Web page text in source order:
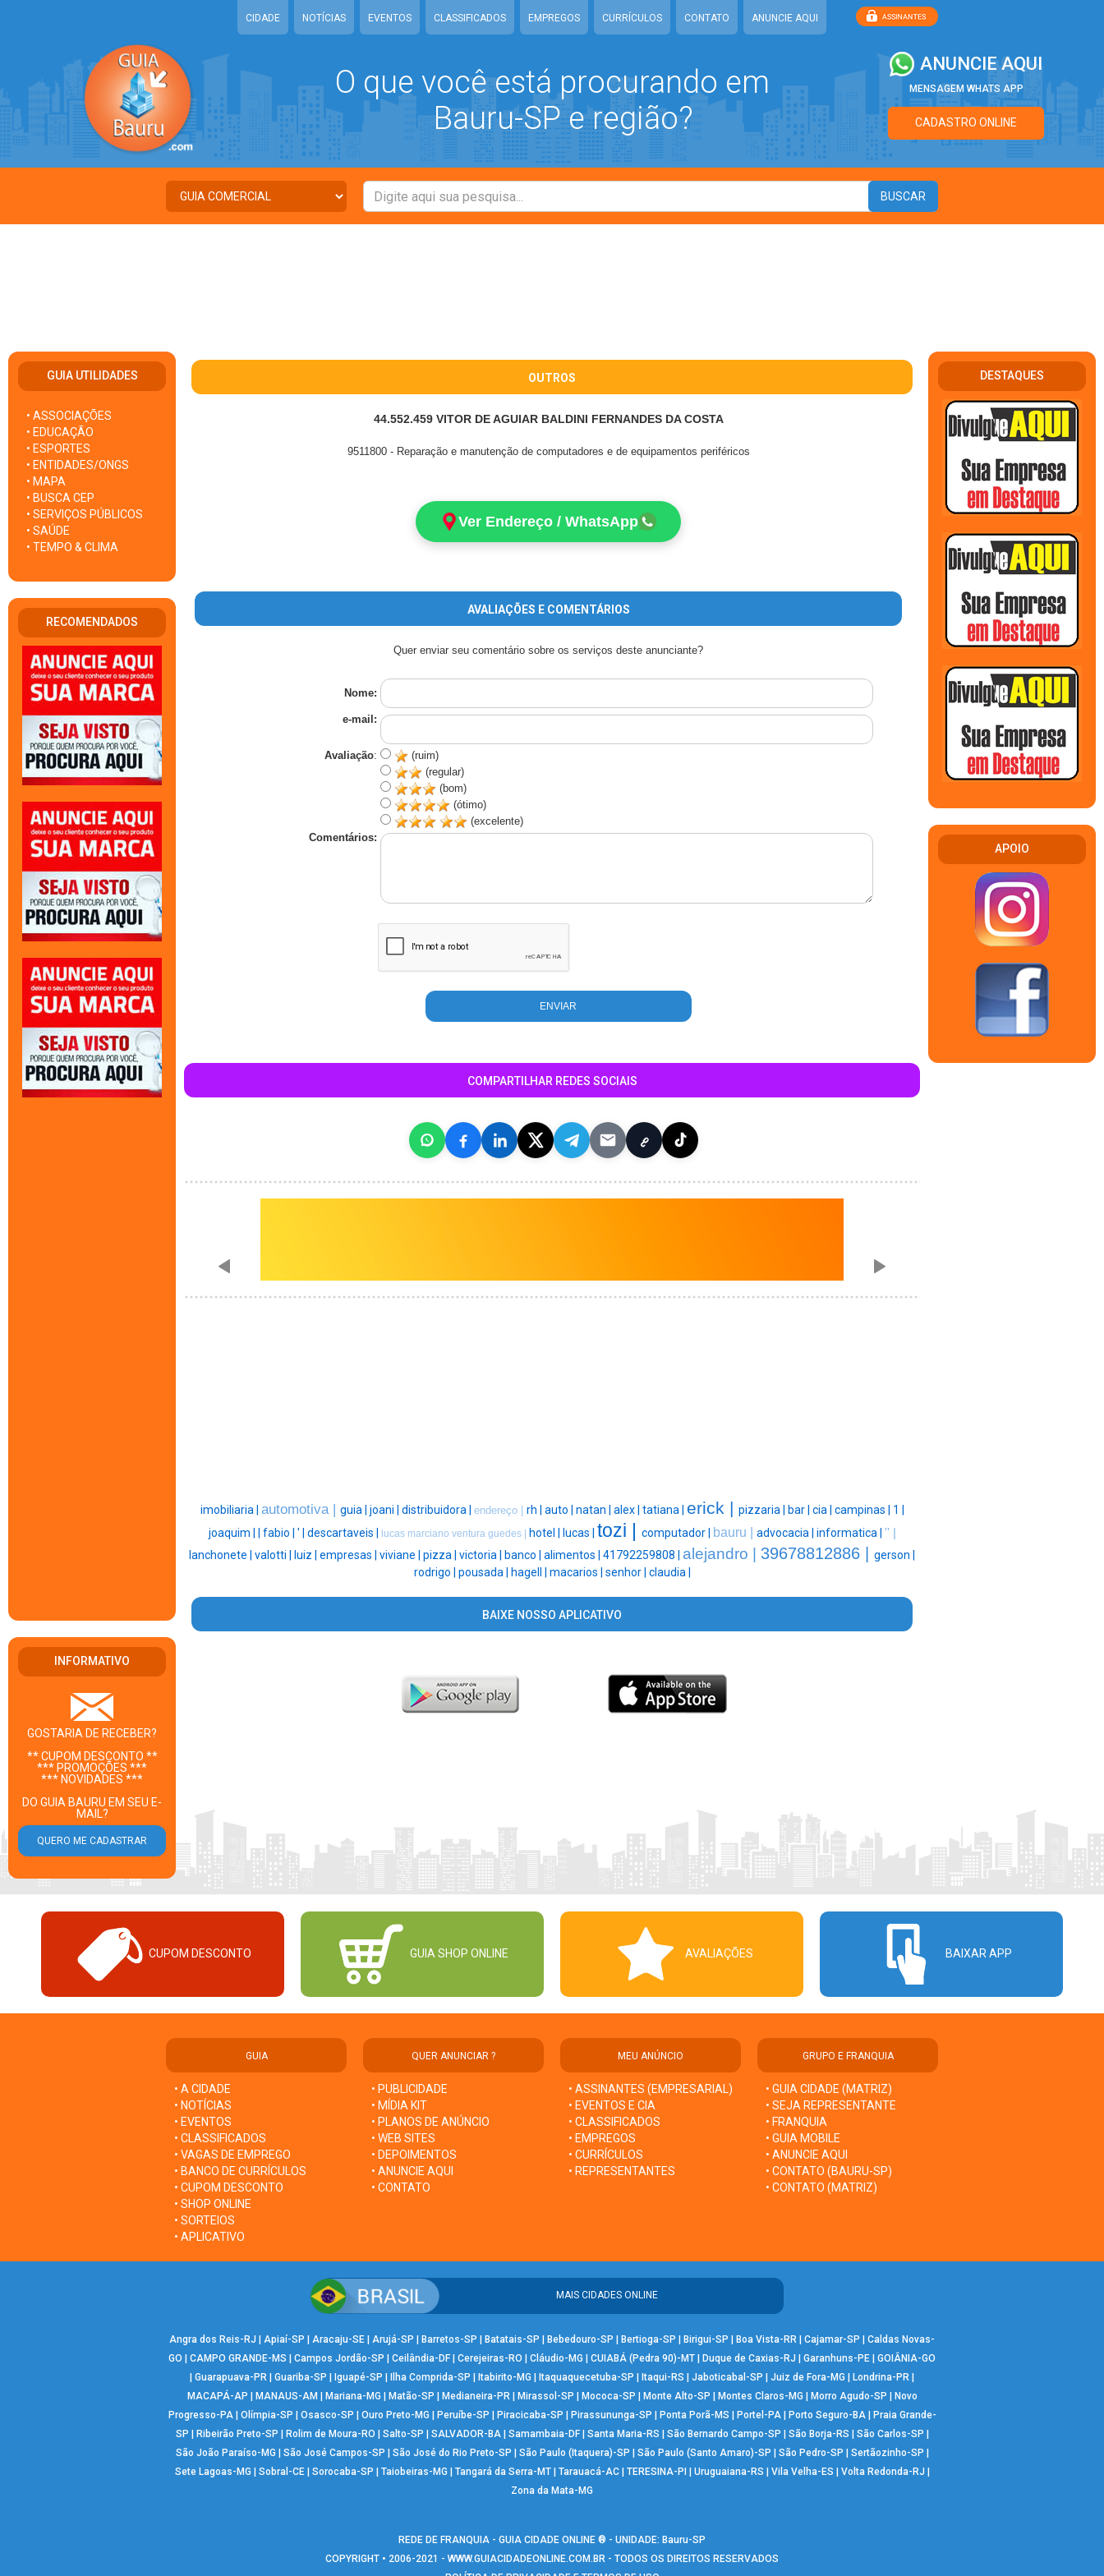
CIDADE NOTÍCIAS EVENTOS CLASSIFICADOS EMPREGOS CURRÍCULOS CONTATO ANUNCIE AQUI
O que você está procurando em
Bauru-SP e região?
ANUNCIE AQUI
MENSAGEM WHATS APP
CADASTRO ONLINE
GUIA UTILIDADES
• ASSOCIAÇÕES
• EDUCAÇÃO
• ESPORTES
• ENTIDADES/ONGS
• MAPA
• BUSCA CEP
• SERVIÇOS PÚBLICOS
• SAÚDE
• TEMPO & CLIMA
RECOMENDADOS
INFORMATIVO
GOSTARIA DE RECEBER?
** CUPOM DESCONTO **
*** PROMOÇÕES ***
*** NOVIDADES ***
DO GUIA BAURU EM SEU E-
MAIL?
OUTROS
44.552.459 VITOR DE AGUIAR BALDINI FERNANDES DA COSTA
9511800 - Reparação e manutenção de computadores e de equipamentos periféricos
Ver Endereço / WhatsApp
AVALIAÇÕES E COMENTÁRIOS
Quer enviar seu comentário sobre os serviços deste anunciante?
Nome:
e-mail:
Avaliação:
(ruim)
(regular)
(bom)
(ótimo)
(excelente)
Comentários:
COMPARTILHAR REDES SOCIAIS
imobiliaria | automotiva | guia | joani | distribuidora | endereço | rh | auto | natan | alex | tatiana | erick | pizzaria | bar | cia | campinas | 1 |
joaquim |
fabio | ' | descartaveis | lucas marciano ventura guedes | hotel | lucas | tozi | computador | bauru | advocacia | informatica | '' |
lanchonete | valotti | luiz | empresas | viviane | pizza | victoria | banco | alimentos | 41792259808 | alejandro | 39678812886 |
gerson |
rodrigo | pousada | hagell | macarios | senhor | claudia |
BAIXE NOSSO APLICATIVO
DESTAQUES
APOIO
CUPOM DESCONTO GUIA SHOP ONLINE AVALIAÇÕES BAIXAR APP
GUIA
• A CIDADE
• NOTÍCIAS
• EVENTOS
• CLASSIFICADOS
• VAGAS DE EMPREGO
• BANCO DE CURRÍCULOS
• CUPOM DESCONTO
• SHOP ONLINE
• SORTEIOS
• APLICATIVO
QUER ANUNCIAR ?
• PUBLICIDADE
• MÍDIA KIT
• PLANOS DE ANÚNCIO
• WEB SITES
• DEPOIMENTOS
• ANUNCIE AQUI
• CONTATO
MEU ANÚNCIO
• ASSINANTES (EMPRESARIAL)
• EVENTOS E CIA
• CLASSIFICADOS
• EMPREGOS
• CURRÍCULOS
• REPRESENTANTES
GRUPO E FRANQUIA
• GUIA CIDADE (MATRIZ)
• SEJA REPRESENTANTE
• FRANQUIA
• GUIA MOBILE
• ANUNCIE AQUI
• CONTATO (BAURU-SP)
• CONTATO (MATRIZ)
MAIS CIDADES ONLINE
Angra dos Reis-RJ | Apiaí-SP | Aracaju-SE | Arujá-SP | Barretos-SP | Batatais-SP | Bebedouro-SP | Bertioga-SP | Birigui-SP | Boa Vista-RR | Cajamar-SP | Caldas Novas-
GO | CAMPO GRANDE-MS | Campos Jordão-SP | Ceilândia-DF | Cerejeiras-RO | Cláudio-MG | CUIABÁ (Pedra 90)-MT | Duque de Caxias-RJ | Garanhuns-PE | GOIÂNIA-GO
| Guarapuava-PR | Guariba-SP | Iguapé-SP | Ilha Comprida-SP | Itabirito-MG | Itaquaquecetuba-SP | Itaqui-RS | Jaboticabal-SP | Juiz de Fora-MG | Londrina-PR |
MACAPÁ-AP | MANAUS-AM | Mariana-MG | Matão-SP | Medianeira-PR | Mirassol-SP | Mococa-SP | Monte Alto-SP | Montes Claros-MG | Morro Agudo-SP | Novo
Progresso-PA| Olímpia-SP | Osasco-SP | Ouro Preto-MG | Peruíbe-SP | Piracicaba-SP | Pirassununga-SP | Ponta Porã-MS | Portel-PA| Porto Seguro-BA| Praia Grande-
SP | Ribeirão Preto-SP | Rolim de Moura-RO | Salto-SP | SALVADOR-BA| Samambaia-DF| Santa Maria-RS | São Bernardo Campo-SP | São Borja-RS | São Carlos-SP |
São João Paraíso-MG | São José Campos-SP | São José do Rio Preto-SP | São Paulo (Itaquera)-SP | São Paulo (Santo Amaro)-SP | São Pedro-SP | Sertãozinho-SP |
Sete Lagoas-MG | Sobral-CE| Sorocaba-SP | Taiobeiras-MG | Tangará da Serra-MT| Tarauacá-AC| TERESINA-PI | Uruguaiana-RS | Vila Velha-ES | Volta Redonda-RJ |
Zona da Mata-MG
REDE DE FRANQUIA - GUIA CIDADE ONLINE ® - UNIDADE: Bauru-SP
COPYRIGHT • 2006-2021 - WWW.GUIACIDADEONLINE.COM.BR - TODOS OS DIREITOS RESERVADOS